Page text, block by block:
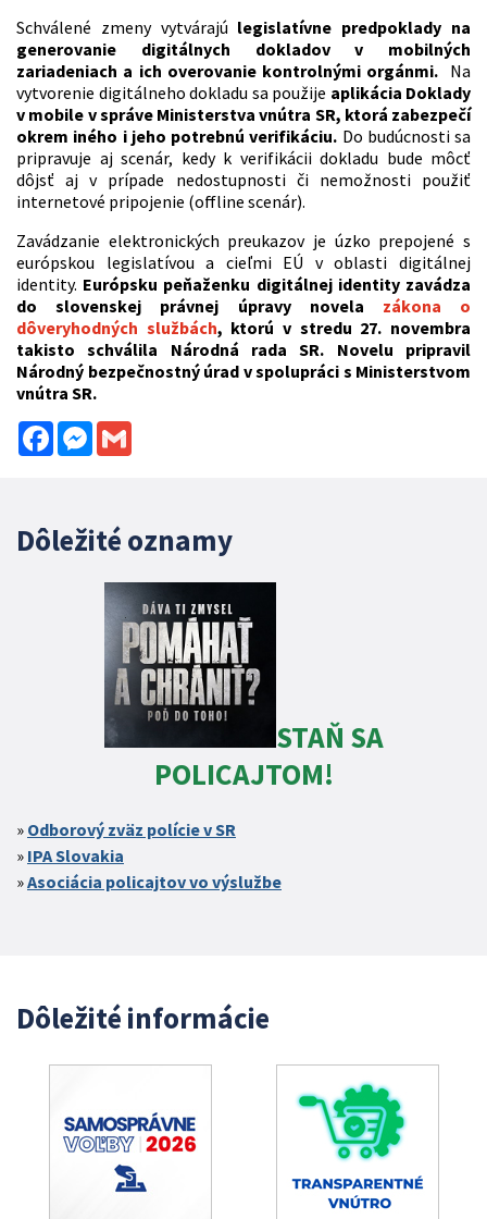
Schválené zmeny vytvárajú legislatívne predpoklady na
generovanie digitálnych dokladov v mobilných
zariadeniach a ich overovanie kontrolnými orgánmi. Na
vytvorenie digitálneho dokladu sa použije aplikácia Doklady
v mobile v správe Ministerstva vnútra SR, ktorá zabezpečí
okrem iného i jeho potrebnú verifikáciu. Do budúcnosti sa
pripravuje aj scenár, kedy k verifikácii dokladu bude môcť
dôjsť aj v prípade nedostupnosti či nemožnosti použiť
internetové pripojenie (offline scenár).
Zavádzanie elektronických preukazov je úzko prepojené s
európskou legislatívou a cieľmi EÚ v oblasti digitálnej
identity. Európsku peňaženku digitálnej identity zavádza
do slovenskej právnej úpravy novela zákona o
dôveryhodných službách, ktorú v stredu 27. novembra
takisto schválila Národná rada SR. Novelu pripravil
Národný bezpečnostný úrad v spolupráci s Ministerstvom
vnútra SR.
FacebookMessenger
Dôležité oznamy
STAŇ SA
POLICAJTOM!
Odborový zväz polície v SR
IPA Slovakia
Asociácia policajtov vo výslužbe
Dôležité informácie